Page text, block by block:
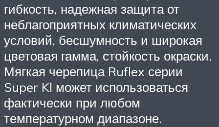
гибкость, надежная защита от
неблагоприятных климатических
условий, бесшумность и широкая
цветовая гамма, стойкость окраски.
Мягкая черепица Ruflex серии
Super Kl может использоваться
фактически при любом
температурном диапазоне.